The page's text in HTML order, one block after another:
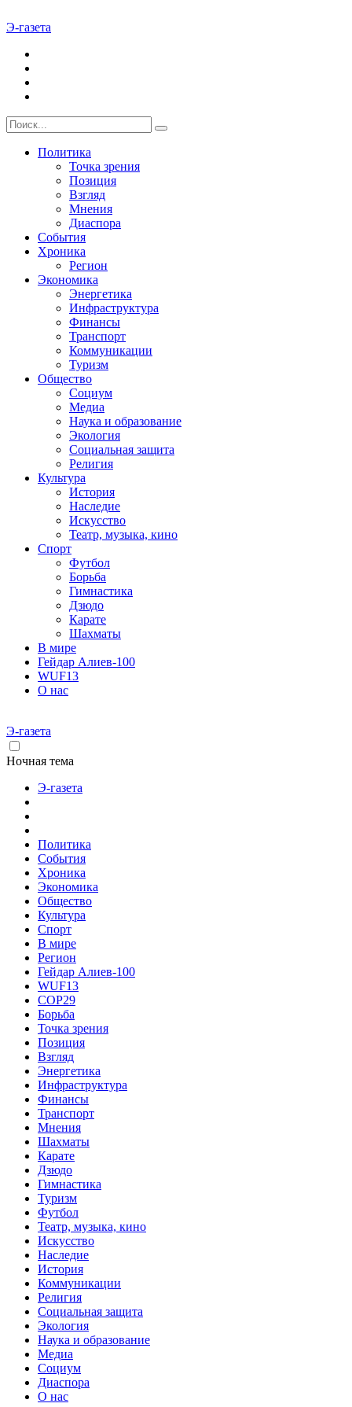
Э-газета
Политика
Точка зрения
Позиция
Взгляд
Мнения
Диаспора
События
Хроника
Регион
Экономика
Энергетика
Инфраструктура
Финансы
Транспорт
Коммуникации
Туризм
Общество
Социум
Медиа
Наука и образование
Экология
Социальная защита
Религия
Культура
История
Наследие
Искусство
Театр, музыка, кино
Спорт
Футбол
Борьба
Гимнастика
Дзюдо
Карате
Шахматы
В мире
Гейдар Алиев-100
WUF13
О нас
Э-газета
Ночная тема
Э-газета
Политика
События
Хроника
Экономика
Общество
Культура
Спорт
В мире
Регион
Гейдар Алиев-100
WUF13
COP29
Борьба
Точка зрения
Позиция
Взгляд
Энергетика
Инфраструктура
Финансы
Транспорт
Мнения
Шахматы
Карате
Дзюдо
Гимнастика
Туризм
Футбол
Театр, музыка, кино
Искусство
Наследие
История
Коммуникации
Религия
Социальная защита
Экология
Наука и образование
Медиа
Социум
Диаспора
О нас